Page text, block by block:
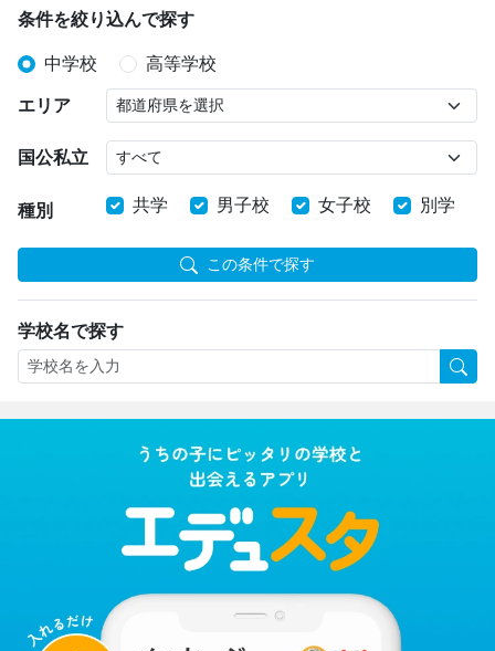
条件を絞り込んで探す
中学校 高等学校
エリア
国公私立
種別 共学 男子校 女子校 別学
この条件で探す
学校名で探す